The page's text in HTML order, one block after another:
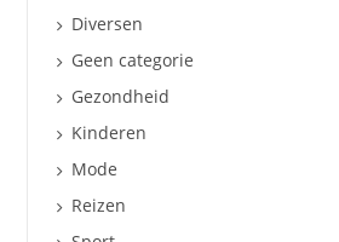
Diversen
Geen categorie
Gezondheid
Kinderen
Mode
Reizen